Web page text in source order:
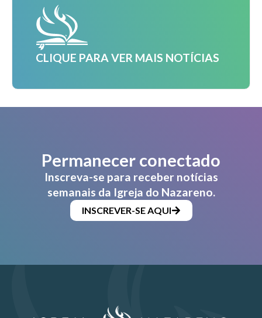
CLIQUE PARA VER MAIS NOTÍCIAS
Permanecer conectado
Inscreva-se para receber notícias
semanais da Igreja do Nazareno.
INSCREVER-SE AQUI